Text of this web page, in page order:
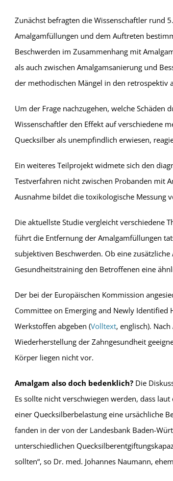
Zunächst befragten die Wissenschaftler rund
Amalgamfüllungen und dem Auftreten
Beschwerden im Zusammenhang mit
als auch zwischen Amalgamsanierung und
der methodischen Mängel in den retrospektiv
Um der Frage nachzugehen, welche
Wissenschaftler den Effekt auf verschiedene
Quecksilber als unempfindlich erwiesen,
Ein weiteres Teilprojekt widmete sich den
Testverfahren nicht zwischen Probanden mit
Ausnahme bildet die toxikologische Messung
Die aktuellste Studie vergleicht verschiedene
führt die Entfernung der Amalgamfüllungen
subjektiven Beschwerden. Ob eine
Gesundheitstraining den Betroffenen eine
Der bei der Europäischen Kommission
Committee on Emerging and Newly Identified
Werkstoffen abgeben (Volltext, englisch).
Wiederherstellung der Zahngesundheit
Körper liegen nicht vor.
Amalgam also doch bedenklich?Die
Es sollte nicht verschwiegen werden, dass
einer Quecksilberbelastung eine ursächliche
fanden in der von der Landesbank Baden-
unterschiedlichen
sollten“, so Dr. med. Johannes Naumann,